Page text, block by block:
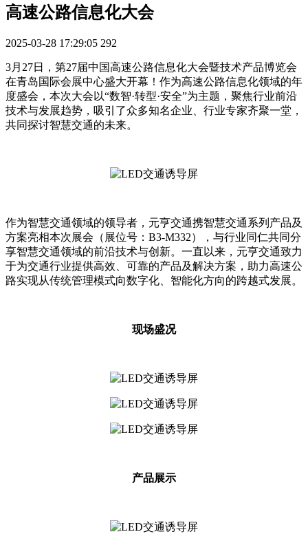
高速公路信息化大会
2025-03-28 17:29:05 292
3月27日，第27届中国高速公路信息化大会暨技术产品博览会
在青岛国际会展中心盛大开幕！作为高速公路信息化领域的年
度盛会，本次大会以“数智·转型·安全”为主题，聚焦行业前沿
技术与发展趋势，吸引了众多知名企业、行业专家齐聚一堂，
共同探讨智慧交通的未来。
作为智慧交通领域的领导者，元亨交通携智慧交通系列产品及
方案亮相本次展会（展位号：B3-M332），与行业同仁共同分
享智慧交通领域的前沿技术与创新。一直以来，元亨交通致力
于为交通行业提供高效、可靠的产品及解决方案，助力高速公
路实现从传统管理模式向数字化、智能化方向的跨越式发展。
现场盛况
产品展示